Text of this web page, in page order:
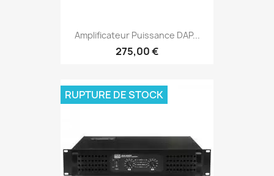
Amplificateur Puissance DAP...
275,00 €
RUPTURE DE STOCK